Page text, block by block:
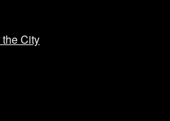
City